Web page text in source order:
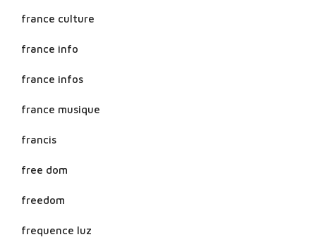
france culture
france info
france infos
france musique
francis
free dom
freedom
frequence luz